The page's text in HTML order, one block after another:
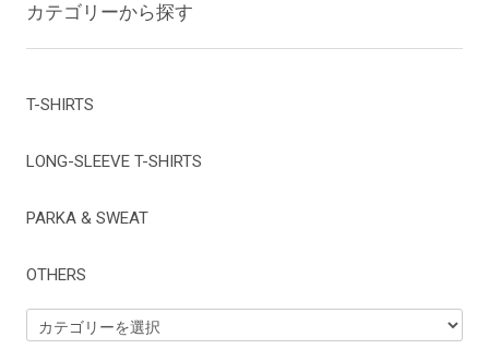
カテゴリーから探す
T-SHIRTS
LONG-SLEEVE T-SHIRTS
PARKA & SWEAT
OTHERS